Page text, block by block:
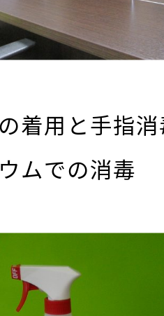
着用と手指
ムでの消毒